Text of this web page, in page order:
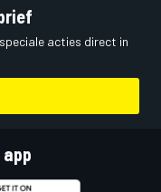
acties direct in